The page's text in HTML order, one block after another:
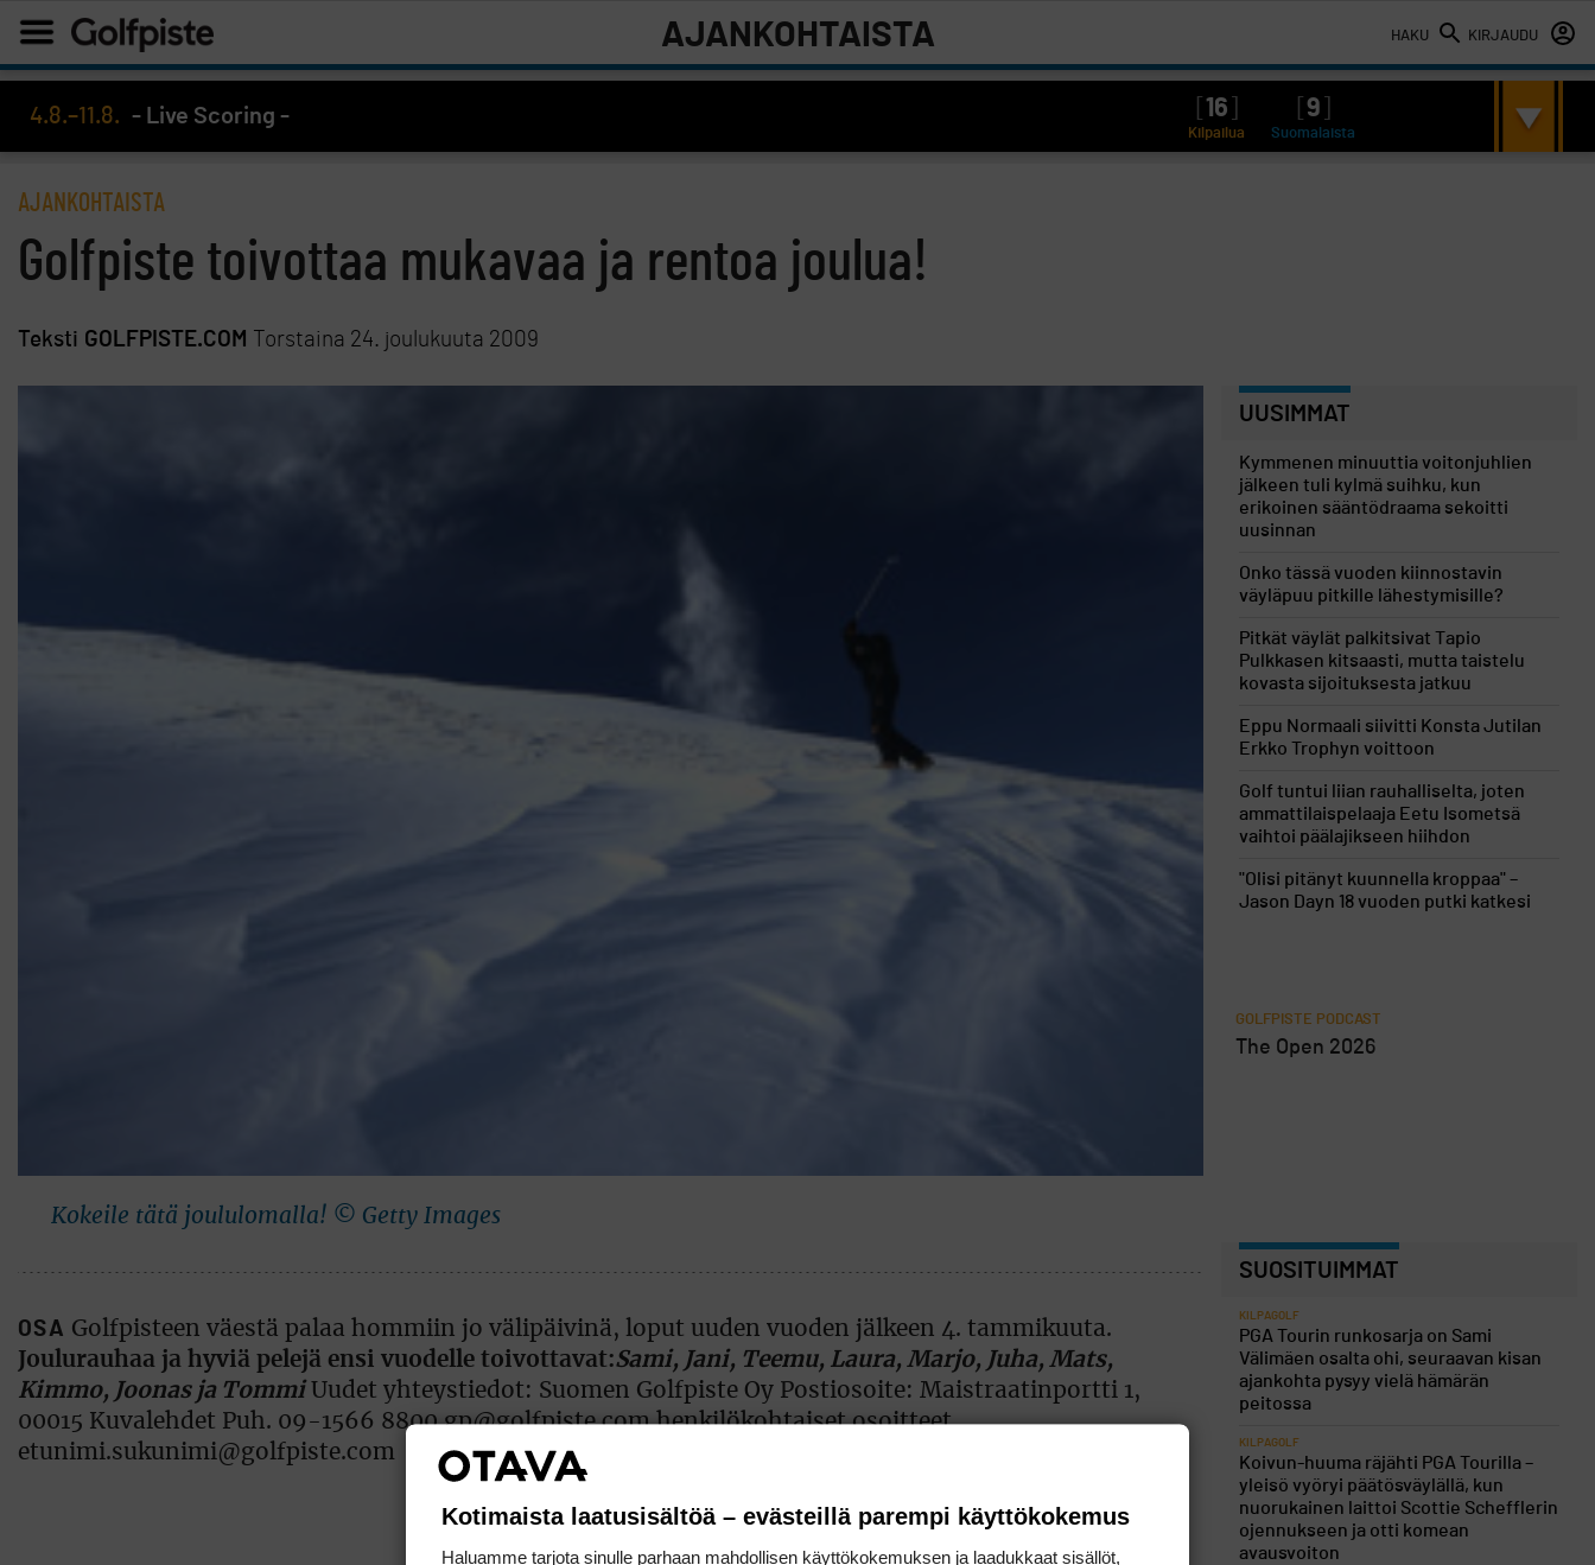
HAKU KIRJAUDU
AJANKOHTAISTA
4.8.–11.8. - Live Scoring - 16 9
Kilpailua Suomalaista
AJANKOHTAISTA
Golfpiste toivottaa mukavaa ja rentoa joulua!
Teksti GOLFPISTE.COM Torstaina 24. joulukuuta 2009
Kokeile tätä joululomalla! © Getty Images
OSA Golfpisteen väestä palaa hommiin jo välipäivinä, loput uuden vuoden jälkeen 4. tammikuuta.
Joulurauhaa ja hyviä pelejä ensi vuodelle toivottavat:Sami, Jani, Teemu, Laura, Marjo, Juha, Mats,
Kimmo, Joonas ja Tommi Uudet yhteystiedot: Suomen Golfpiste Oy Postiosoite: Maistraatinportti 1,
00015 Kuvalehdet Puh. 09-1566 8800 gp@golfpiste.com henkilökohtaiset osoitteet
etunimi.sukunimi@golfpiste.com
UUSIMMAT
Kymmenen minuuttia voitonjuhlien
jälkeen tuli kylmä suihku, kun
erikoinen sääntödraama sekoitti
uusinnan
Onko tässä vuoden kiinnostavin
väyläpuu pitkille lähestymisille?
Pitkät väylät palkitsivat Tapio
Pulkkasen kitsaasti, mutta taistelu
kovasta sijoituksesta jatkuu
Eppu Normaali siivitti Konsta Jutilan
Erkko Trophyn voittoon
Golf tuntui liian rauhalliselta, joten
ammattilaispelaaja Eetu Isometsä
vaihtoi päälajikseen hiihdon
"Olisi pitänyt kuunnella kroppaa" –
Jason Dayn 18 vuoden putki katkesi
GOLFPISTE PODCAST
The Open 2026
SUOSITUIMMAT
KILPAGOLF
PGA Tourin runkosarja on Sami
Välimäen osalta ohi, seuraavan kisan
ajankohta pysyy vielä hämärän
peitossa
KILPAGOLF
Koivun-huuma räjähti PGA Tourilla –
yleisö vyöryi päätösväylällä, kun
nuorukainen laittoi Scottie Schefflerin
ojennukseen ja otti komean
avausvoiton
Kotimaista laatusisältöä – evästeillä parempi käyttökokemus
Haluamme tarjota sinulle parhaan mahdollisen käyttökokemuksen ja laadukkaat sisällöt,